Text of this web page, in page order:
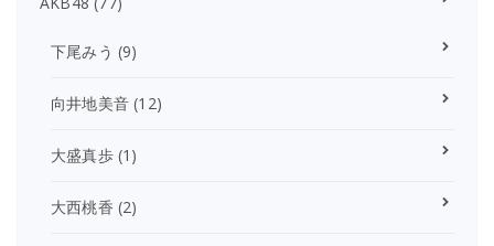
下尾みう (9)
向井地美音 (12)
大盛真歩(1)
大西桃香 (2)